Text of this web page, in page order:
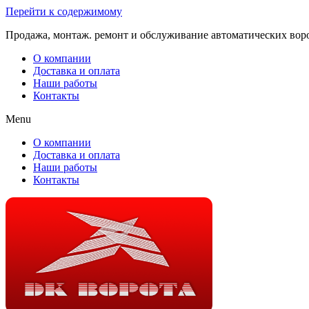
Перейти к содержимому
Продажа, монтаж. ремонт и обслуживание автоматических
О компании
Доставка и оплата
Наши работы
Контакты
Menu
О компании
Доставка и оплата
Наши работы
Контакты